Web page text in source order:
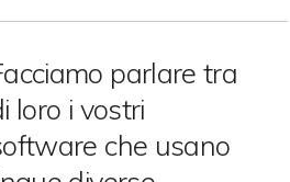
parlare tra
loro i vostri
che usano